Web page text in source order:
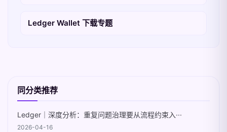
Ledger Wallet 下载专题
同分类推荐
Ledger｜深度分析：重复问题治理要从流程约束入···
2026-04-16